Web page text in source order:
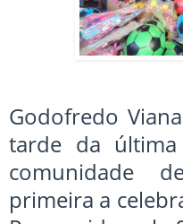
Godofredo
tarde da
comunidade
primeira a